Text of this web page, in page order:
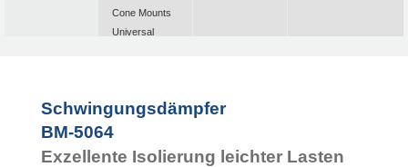
Cone Mounts
Universal
Flex Locs
Schwingungsdämpfer
BM-5064
Exzellente Isolierung leichter Lasten